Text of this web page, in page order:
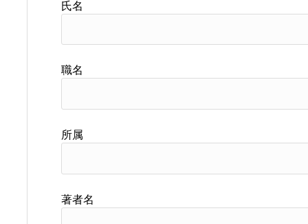
氏名
職名
所属
著者名